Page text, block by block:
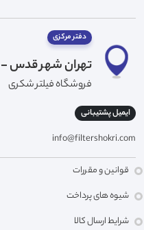
دفتر مرکزی
تهران شهر قدس -
فروشگاه فیلتر شکری
ایمیل پشتیبانی
info@filtershokri.com
قوانین و مقررات
شیوه های پرداخت
شرایط ارسال کالا